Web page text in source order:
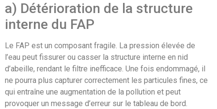
a) Détérioration de la structure
interne du FAP
Le FAP est un composant fragile. La pression élevée de
l’eau peut fissurer ou casser la structure interne en nid
d’abeille, rendant le filtre inefficace. Une fois endommagé, il
ne pourra plus capturer correctement les particules fines, ce
qui entraîne une augmentation de la pollution et peut
provoquer un message d’erreur sur le tableau de bord.